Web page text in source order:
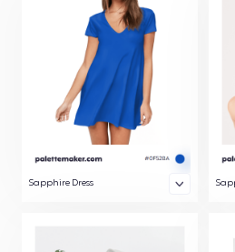
Sapphire Dress